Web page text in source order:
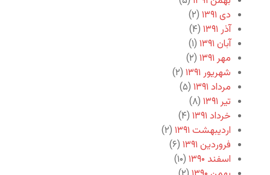
دی ۱۳۹۱
(۲)
آذر ۱۳۹۱
(۴)
آبان ۱۳۹۱
(۱)
مهر ۱۳۹۱
(۲)
شهریور ۱۳۹۱
(۲)
مرداد ۱۳۹۱
(۵)
تیر ۱۳۹۱
(۸)
خرداد ۱۳۹۱
(۴)
اردیبهشت ۱۳۹۱
(۲)
فروردین ۱۳۹۱
(۶)
اسفند ۱۳۹۰
(۱۰)